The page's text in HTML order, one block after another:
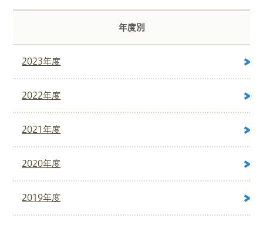
年度別
2023年度
2022年度
2021年度
2020年度
2019年度